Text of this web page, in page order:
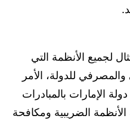
لجميع الأنظمة التي
للدولة، الأمر
الإمارات بالمبادرات
الأنظمة الضريبية ومكافحة